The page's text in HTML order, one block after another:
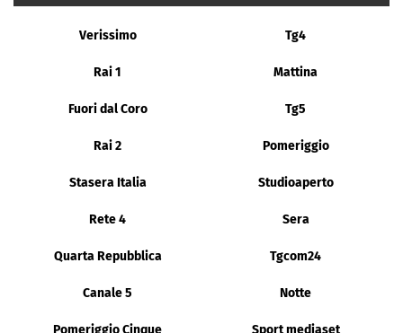
Verissimo Tg4
Rai 1 Mattina
Fuori dal Coro Tg5
Rai 2 Pomeriggio
Stasera Italia Studioaperto
Rete 4 Sera
Quarta Repubblica Tgcom24
Canale 5 Notte
Pomeriggio Cinque Sport mediaset